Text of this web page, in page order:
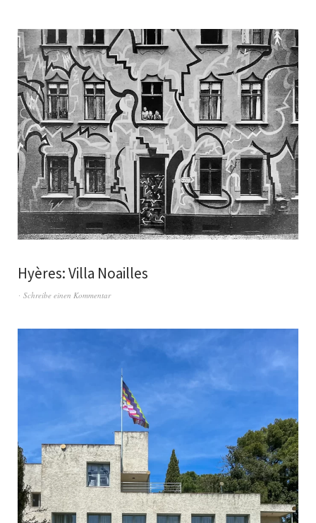
Hyères: Villa Noailles
Schreibe einen Kommentar